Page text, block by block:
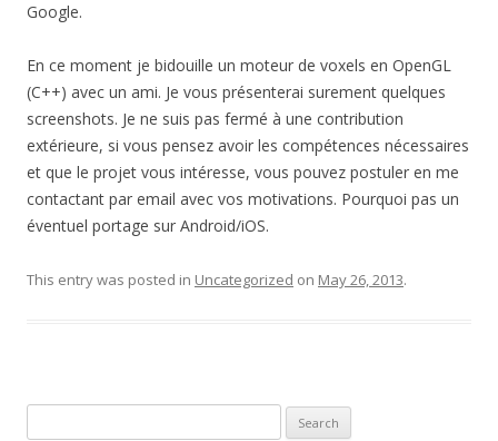
Google.
En ce moment je bidouille un moteur de voxels en OpenGL
(C++) avec un ami. Je vous présenterai surement quelques
screenshots. Je ne suis pas fermé à une contribution
extérieure, si vous pensez avoir les compétences nécessaires
et que le projet vous intéresse, vous pouvez postuler en me
contactant par email avec vos motivations. Pourquoi pas un
éventuel portage sur Android/iOS.
This entry was posted in Uncategorized on May 26, 2013.